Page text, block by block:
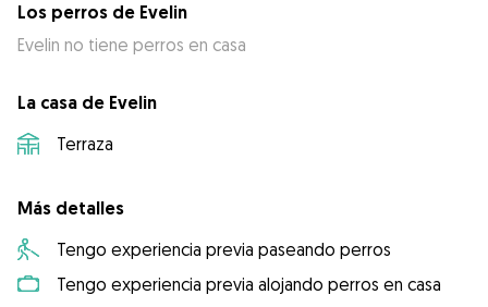
Los perros de Evelin
Evelin no tiene perros en casa
La casa de Evelin
Terraza
Más detalles
Tengo experiencia previa paseando perros
Tengo experiencia previa alojando perros en casa